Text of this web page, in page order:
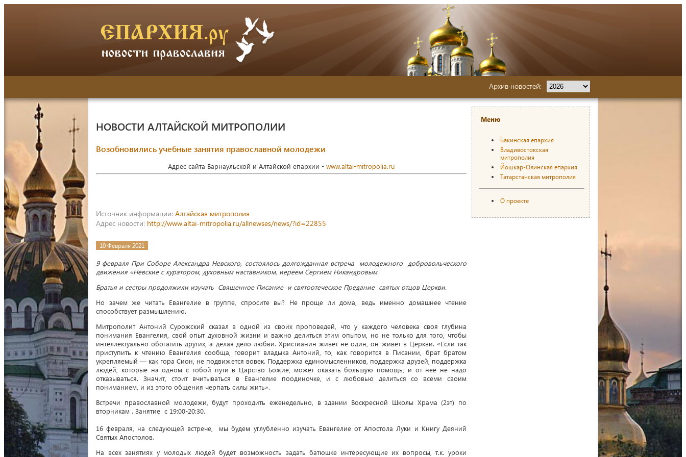
Архив новостей:
НОВОСТИ АЛТАЙСКОЙ МИТРОПОЛИИ
Возобновились учебные занятия православной молодежи
Адрес сайта Барнаульской и Алтайской епархии - www.altai-mitropolia.ru
Источник информации: Алтайская митрополия
Адрес новости: http://www.altai-mitropolia.ru/allnewses/news/?id=22855
10 Февраля 2021
9 февраля При Соборе Александра Невского, состоялось долгожданная встреча молодежного добровольческого
движения «Невские с куратором, духовным наставником, иереем Сергием Никандровым.
Братья и сестры продолжили изучать Священное Писание и святоотеческое Предание святых отцов Церкви.
Но зачем же читать Евангелие в группе, спросите вы? Не проще ли дома, ведь именно домашнее чтение
способствует размышлению.
Митрополит Антоний Сурожский сказал в одной из своих проповедей, что у каждого человека своя глубина
понимания Евангелия, свой опыт духовной жизни и важно делиться этим опытом, но не только для того, чтобы
интеллектуально обогатить других, а делая дело любви. Христианин живет не один, он живет в Церкви. «Если так
приступить к чтению Евангелия сообща, говорит владыка Антоний, то, как говорится в Писании, брат братом
укрепляемый — как гора Сион, не подвижется вовек. Поддержка единомысленников, поддержка друзей, поддержка
людей, которые на одном с тобой пути в Царство Божие, может оказать большую помощь, и от нее не надо
отказываться. Значит, стоит вчитываться в Евангелие поодиночке, и с любовью делиться со всеми своим
пониманием, и из этого общения черпать силы жить».
Встречи православной молодежи, будут проходить еженедельно, в здании Воскресной Школы Храма (2эт) по
вторникам . Занятие с 19:00-20:30.
16 февраля, на следующей встрече, мы будем углубленно изучать Евангелие от Апостола Луки и Книгу Деяний
Святых Апостолов.
На всех занятиях у молодых людей будет возможность задать батюшке интересующие их вопросы, т.к. уроки
Меню
Бакинская епархия
Владивостокская
митрополия
Йошкар-Олинская епархия
Татарстанская митрополия
О проекте